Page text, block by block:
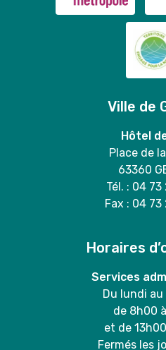
Ville de
Hôtel
Place de
63360
Tél. : 04 73
Fax : 04 73
Horaires
Services
Du lundi
de 8h00
et de
Fermés les